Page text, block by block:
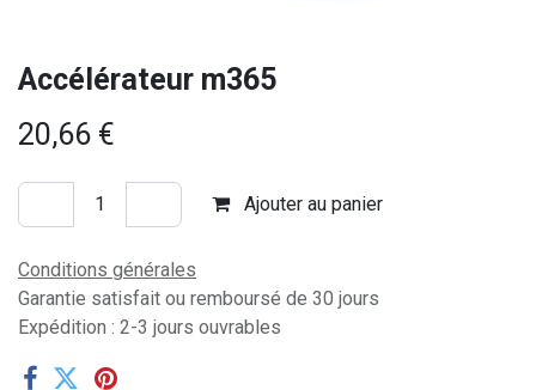
Accélérateur m365
20,66 €
Ajouter au panier
Conditions générales
Garantie satisfait ou remboursé de 30 jours
Expédition : 2-3 jours ouvrables